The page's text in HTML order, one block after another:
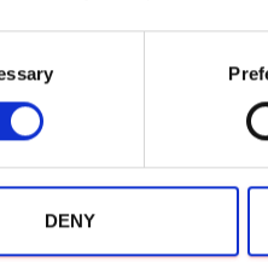
DENY
A hagyományos
tetőtéri medence a